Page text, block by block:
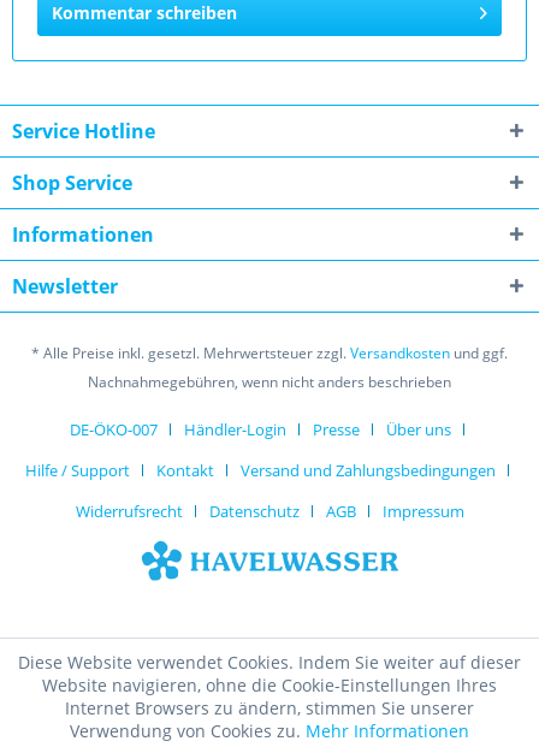
Kommentar schreiben
Service Hotline
Shop Service
Informationen
Newsletter
* Alle Preise inkl. gesetzl. Mehrwertsteuer zzgl.Versandkosten und ggf.
Nachnahmegebühren, wenn nicht anders beschrieben
DE-ÖKO-007 Händler-Login Presse
Über uns
Hilfe / Support
Kontakt
Versand und Zahlungsbedingungen
Widerrufsrecht
Datenschutz AGB Impressum
Diese Website verwendet Cookies. Indem Sie weiter auf dieser
Website navigieren, ohne die Cookie-Einstellungen Ihres
Internet Browsers zu ändern, stimmen Sie unserer
Verwendung von Cookies zu. Mehr Informationen